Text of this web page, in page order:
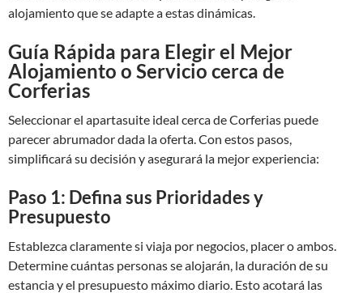
alojamiento que se adapte a estas dinámicas.
Guía Rápida para Elegir el Mejor
Alojamiento o Servicio cerca de
Corferias
Seleccionar el apartasuite ideal cerca de Corferias puede
parecer abrumador dada la oferta. Con estos pasos,
simplificará su decisión y asegurará la mejor experiencia:
Paso 1: Defina sus Prioridades y
Presupuesto
Establezca claramente si viaja por negocios, placer o ambos.
Determine cuántas personas se alojarán, la duración de su
estancia y el presupuesto máximo diario. Esto acotará las